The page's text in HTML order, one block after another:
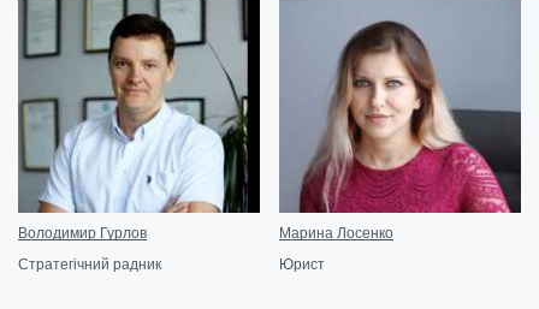
Володимир Гурлов
Стратегічний радник
Марина Лосенко
Юрист